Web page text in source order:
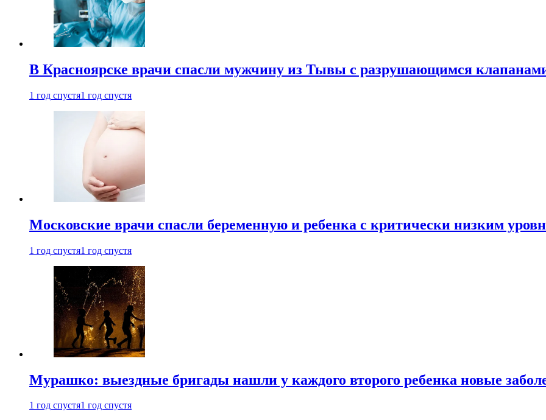
В Красноярске врачи спасли мужчину из Тывы с разрушающимся
1 год спустя1 год спустя
Московские врачи спасли беременную и ребенка с критически низким
1 год спустя1 год спустя
Мурашко: выездные бригады нашли у каждого второго ребенка новые
1 год спустя1 год спустя